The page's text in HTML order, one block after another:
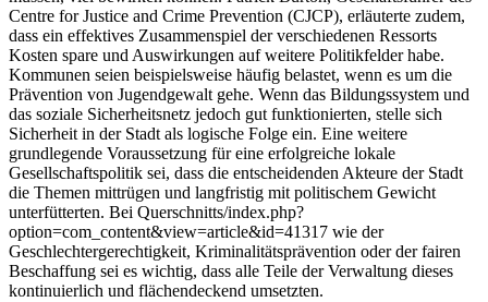
Centre for Justice and Crime Prevention (CJCP), erläuterte zudem,
dass ein effektives Zusammenspiel der verschiedenen Ressorts
Kosten spare und Auswirkungen auf weitere Politikfelder habe.
Kommunen seien beispielsweise häufig belastet, wenn es um die
Prävention von Jugendgewalt gehe. Wenn das Bildungssystem und
das soziale Sicherheitsnetz jedoch gut funktionierten, stelle sich
Sicherheit in der Stadt als logische Folge ein. Eine weitere
grundlegende Voraussetzung für eine erfolgreiche lokale
Gesellschaftspolitik sei, dass die entscheidenden Akteure der Stadt
die Themen mittrügen und langfristig mit politischem Gewicht
unterfütterten. Bei Querschnitts/index.php?
option=com_content&view=article&id=41317 wie der
Geschlechtergerechtigkeit, Kriminalitätsprävention oder der fairen
Beschaffung sei es wichtig, dass alle Teile der Verwaltung dieses
kontinuierlich und flächendeckend umsetzten.